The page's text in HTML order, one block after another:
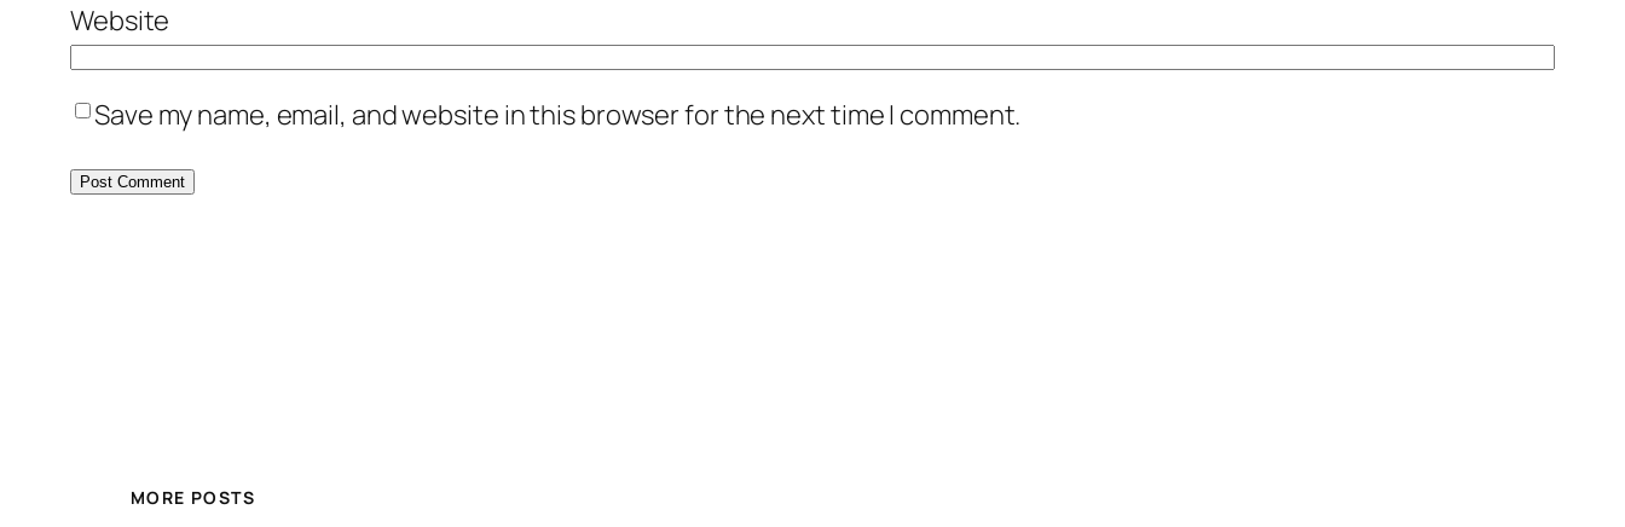
Website
Save my name, email, and website in this browser for the next time I comment.
MORE POSTS